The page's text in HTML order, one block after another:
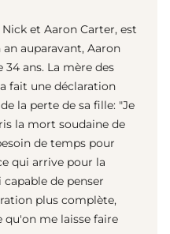
et Aaron Carter, est
an auparavant, Aaron
ans. La mère des
fait une déclaration
la perte de sa fille: "Je
la mort soudaine de
de temps pour
qui arrive pour la
de penser
plus complète,
qu'on me laisse faire